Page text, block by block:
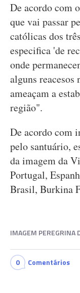
De acordo com
que vai passar
católicas dos
especifica 'de
onde
alguns reacesos
ameaçam a
região".
De acordo com
pelo santuário,
da imagem da
Portugal,
Brasil, Burkina
IMAGEM PEREGRINA
0 Comentários